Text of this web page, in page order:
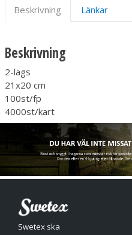
Beskrivning Länkar
Beskrivning
2-lags
21x20 cm
100st/fp
4000st/kart
Swetex ska